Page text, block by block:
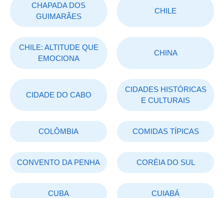
CHAPADA DOS
GUIMARÃES
CHILE
CHILE: ALTITUDE QUE
EMOCIONA
CHINA
CIDADE DO CABO
CIDADES HISTÓRICAS
E CULTURAIS
COLÔMBIA COMIDAS TÍPICAS
CONVENTO DA PENHA CORÉIA DO SUL
CUBA CUIABÁ